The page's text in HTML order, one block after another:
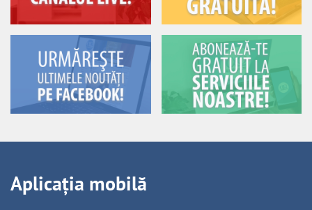
Aplicația mobilă